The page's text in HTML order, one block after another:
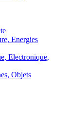
Energies
Electronique,
Objets